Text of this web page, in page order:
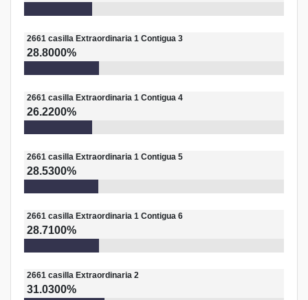
2661 casilla Extraordinaria 1 Contigua 3
28.8000%
2661 casilla Extraordinaria 1 Contigua 4
26.2200%
2661 casilla Extraordinaria 1 Contigua 5
28.5300%
2661 casilla Extraordinaria 1 Contigua 6
28.7100%
2661 casilla Extraordinaria 2
31.0300%